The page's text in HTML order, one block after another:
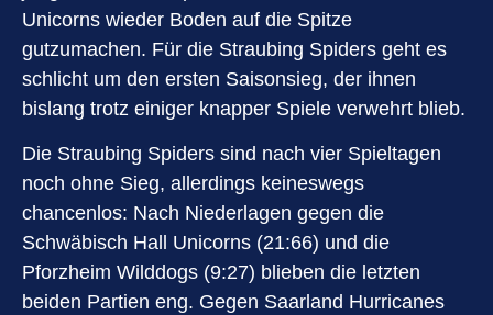
Unicorns wieder Boden auf die Spitze
gutzumachen. Für die Straubing Spiders geht es
schlicht um den ersten Saisonsieg, der ihnen
bislang trotz einiger knapper Spiele verwehrt blieb.
Die Straubing Spiders sind nach vier Spieltagen
noch ohne Sieg, allerdings keineswegs
chancenlos: Nach Niederlagen gegen die
Schwäbisch Hall Unicorns (21:66) und die
Pforzheim Wilddogs (9:27) blieben die letzten
beiden Partien eng. Gegen Saarland Hurricanes